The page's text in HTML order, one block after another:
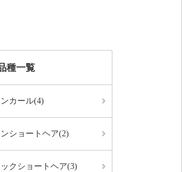
種一覧
カール(4)
ショートヘア(2)
クショートヘア(3)